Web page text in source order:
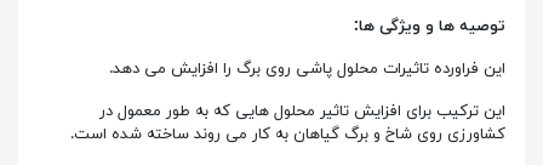
توصیه ها و ویژگی ها:
این فراورده تاثیرات محلول پاشی روی برگ را افزایش می دهد.
این ترکیب برای افزایش تاثیر محلول هایی که به طور معمول در
کشاورزی روی شاخ و برگ گیاهان به کار می روند ساخته شده است.